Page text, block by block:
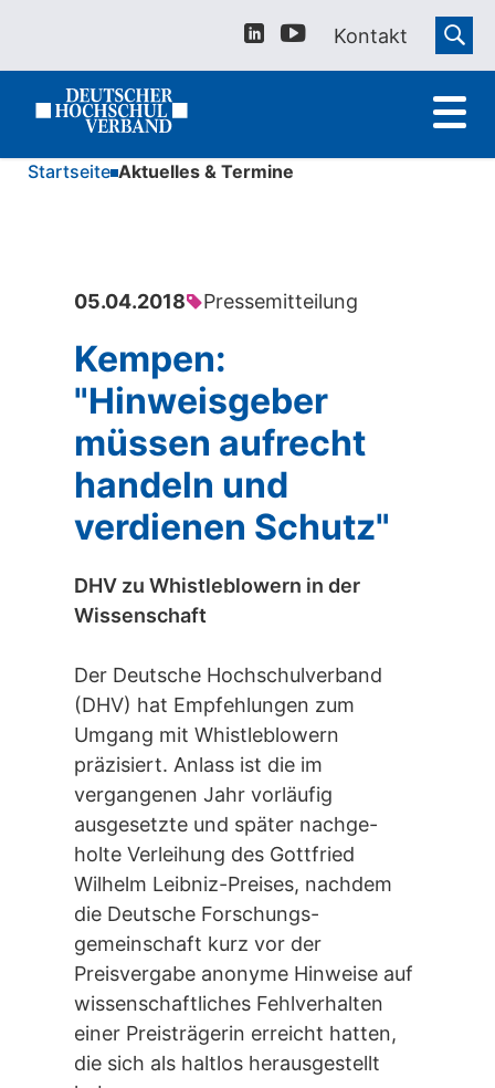
Kontakt
Startseite Aktuelles & Termine
05.04.2018 Pressemitteilung
Kempen:
"Hinweisgeber
müssen aufrecht
handeln und
verdienen Schutz"
DHV zu Whistleblowern in der
Wissenschaft
Der Deutsche Hochschulverband
(DHV) hat Empfehlungen zum
Umgang mit Whistleblowern
präzisiert. Anlass ist die im
vergangenen Jahr vorläufig
ausgesetzte und später nachge-
holte Verleihung des Gottfried
Wilhelm Leibniz-Preises, nachdem
die Deutsche Forschungs-
gemeinschaft kurz vor der
Preisvergabe anonyme Hinweise auf
wissenschaftliches Fehlverhalten
einer Preisträgerin erreicht hatten,
die sich als haltlos herausgestellt